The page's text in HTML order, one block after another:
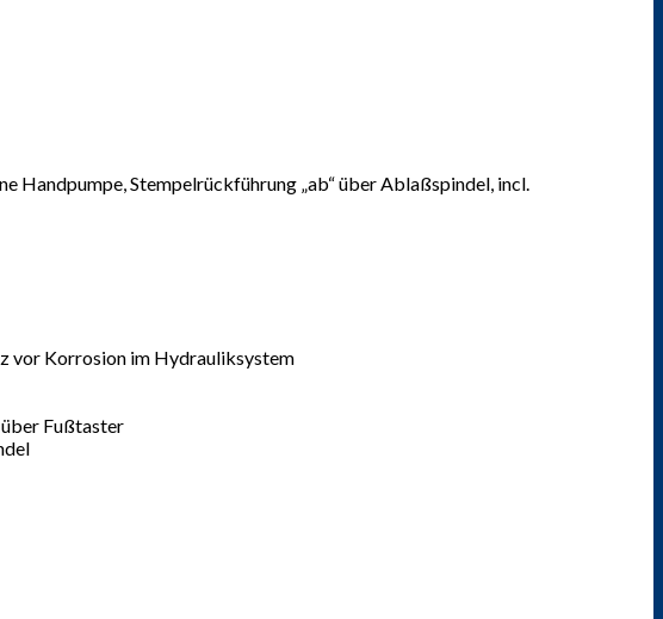
Handpumpe, Stempelrückführung „ab“ über Ablaßspindel, incl.
vor Korrosion im Hydrauliksystem
Fußtaster